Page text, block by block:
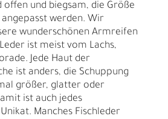
offen und biegsam, die Größe
werden. Wir
wunderschönen Armreifen
ist meist vom Lachs,
Jede Haut der
ist anders, die Schuppung
größer, glatter oder
ist auch jedes
Manches Fischleder